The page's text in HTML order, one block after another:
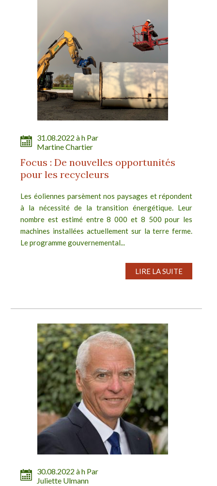
31.08.2022 à h Par
Martine Chartier
Focus : De nouvelles opportunités
pour les recycleurs
Les éoliennes parsèment nos paysages et répondent
à la nécessité de la transition énergétique. Leur
nombre est estimé entre 8 000 et 8 500 pour les
machines installées actuellement sur la terre ferme.
Le programme gouvernemental...
LIRE LA SUITE
30.08.2022 à h Par
Juliette Ulmann